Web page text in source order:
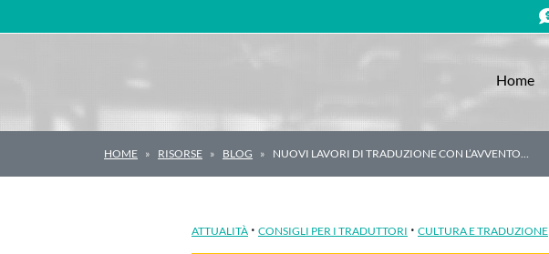
Navigazione principale Home
HOME RISORSE BLOG NUOVI LAVORI DI TRADUZIONE CON L’AVVENTO…
ATTUALITÀ · CONSIGLI PER I TRADUTTORI · CULTURA E TRADUZIONE